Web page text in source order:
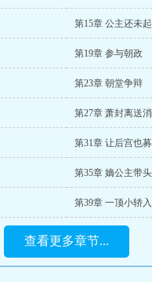
第15章 公主还未
第19章 参与朝政
第23章 朝堂争辩
第27章 萧封离送
第31章 让后宫也
第35章 嫡公主带
第39章 一顶小轿
查看更多章节...